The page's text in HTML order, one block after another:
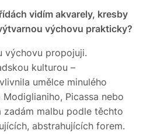
vidím akvarely, kresby
výchovu prakticky?
výchovu propojuji.
kulturou –
umělce minulého
Picassa nebo
zadám malbu podle těchto
abstrahujících forem.